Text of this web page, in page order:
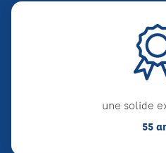
une solide
55